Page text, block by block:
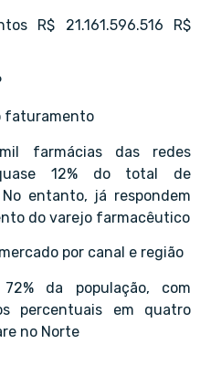
R$ 21.161.596.516 R$
faturamento
farmácias das redes
quase 12% do total de
entanto, já respondem
do varejo farmacêutico
por canal e região
da população, com
percentuais em quatro
no Norte